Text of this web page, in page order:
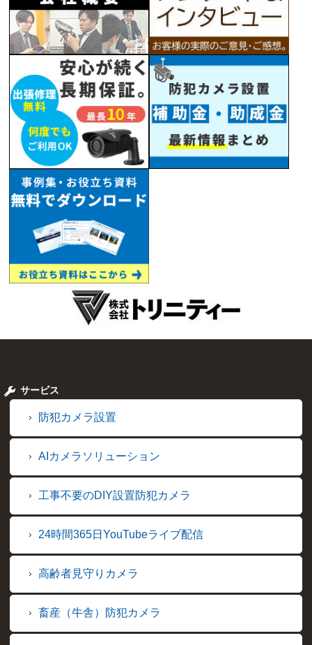
サービス
防犯カメラ設置
AIカメラソリューション
工事不要のDIY設置防犯カメラ
24時間365日YouTubeライブ配信
高齢者見守りカメラ
畜産（牛舎）防犯カメラ